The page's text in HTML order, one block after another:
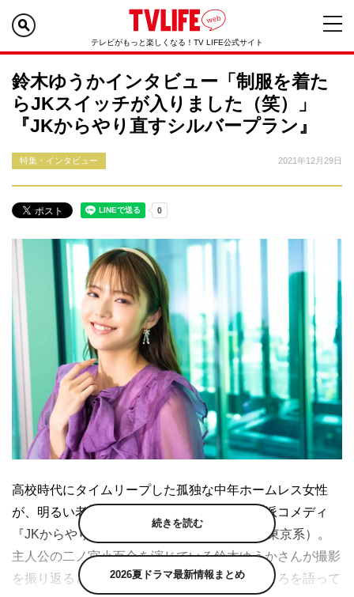
テレビがもっと楽しくなる！TV LIFE公式サイト
鈴木ゆうかインタビュー「制服を着た
らJKスイッチが入りました（笑）」
『JKからやり直すシルバープラン』
特集・インタビュー 2021年12月29日
高校時代にタイムリープした孤独な中年ホームレス女性
が、明るい老後を目指し人生をやり直す社会派コメディ
『JKからやり直すシルバープラン』（テレビ東京系）。
主人公の二ノ宮小百合を演じている鈴木ゆうかさんが撮影
を振り返るとともに、クライマックスの見どころを語って
続きを読む
2026夏ドラマ最新情報まとめ